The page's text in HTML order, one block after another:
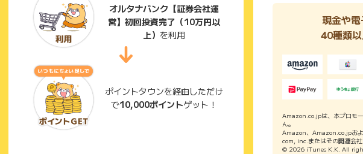
オルタナバンク【証券会社運
営】初回投資完了（10万円以
上） を利用
ポイントタウンを経由しただけ
で10,000ポイントゲット！
現金や
40種類以
Amazon.co.jpは、本プロモ
ん。
Amazon、Amazon.co.jpお
com, inc.またはその関連会社
© 2026 iTunes K.K. All